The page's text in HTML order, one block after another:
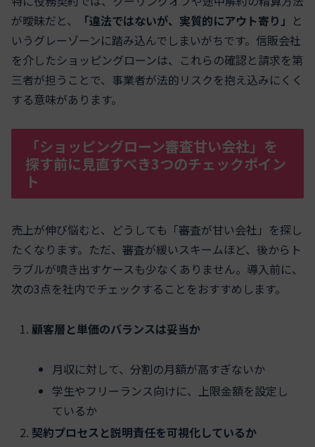
が曖昧だと、
「違法ではないが、実質的にアウト寄り」 と
いうグレーゾーンに踏み込んでしまいがちです。信販会社
を介したショッピングローンは、これらの確認と請求を第
三者が担うことで、事業者が法的リスクを抱え込みにくく
する意味があります。
「ショッピングローン審査甘い会社」を
探す前に見直すべき3つのチェックポイン
ト
売上が伸び悩むと、どうしても「審査が甘い会社」を探し
たくなります。ただ、審査が緩いスキームほど、後からト
ラブルが噴き出すケースも少なくありません。導入前に、
次の3点を社内でチェックすることをおすすめします。
顧客層と単価のバランスは妥当か
月収に対して、分割の月額が高すぎないか
学生やフリーランス向けに、上限金額を設定し
ているか
契約プロセスと説明責任を可視化しているか